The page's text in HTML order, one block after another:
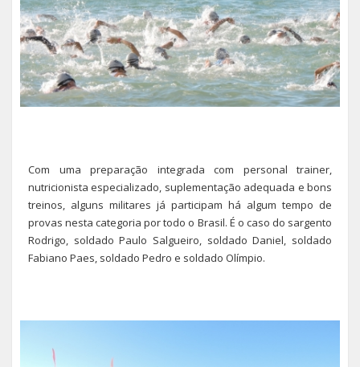
Com uma preparação integrada com personal trainer,
nutricionista especializado, suplementação adequada e bons
treinos, alguns militares já participam há algum tempo de
provas nesta categoria por todo o Brasil. É o caso do sargento
Rodrigo, soldado Paulo Salgueiro, soldado Daniel, soldado
Fabiano Paes, soldado Pedro e soldado Olímpio.